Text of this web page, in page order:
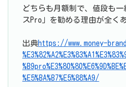
どちらも月額制で、値段も
スPro」を勧める理由が全く
出典https://www.money-
%E5%BA%B7%E5%88%A9/